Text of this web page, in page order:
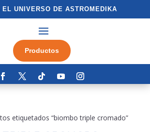
EL UNIVERSO DE ASTROMEDIKA
Productos
etiquetados “biombo triple cromado”